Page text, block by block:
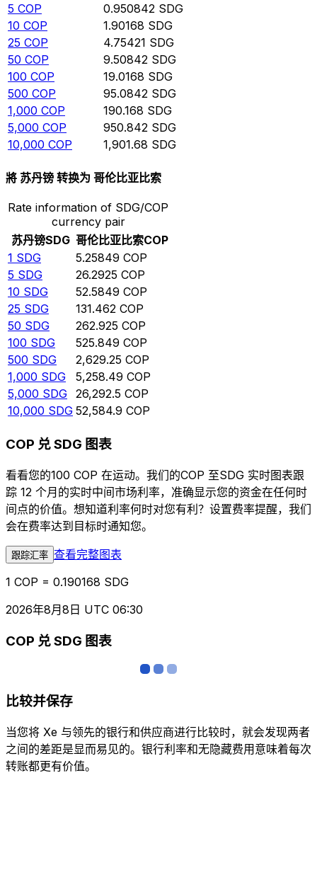
5 COP 0.950842 SDG
10 COP 1.90168 SDG
25 COP 4.75421 SDG
50 COP 9.50842 SDG
100 COP 19.0168 SDG
500 COP 95.0842 SDG
1,000 COP 190.168 SDG
5,000 COP 950.842 SDG
10,000 COP 1,901.68 SDG
將 苏丹镑 转换为 哥伦比亚比索
Rate information of SDG/COP
currency pair
苏丹镑SDG 哥伦比亚比索COP
1 SDG 5.25849 COP
5 SDG 26.2925 COP
10 SDG 52.5849 COP
25 SDG 131.462 COP
50 SDG 262.925 COP
100 SDG 525.849 COP
500 SDG 2,629.25 COP
1,000 SDG 5,258.49 COP
5,000 SDG 26,292.5 COP
10,000 SDG 52,584.9 COP
COP 兑 SDG 图表
看看您的100 COP 在运动。我们的COP 至SDG 实时图表跟
踪 12 个月的实时中间市场利率，准确显示您的资金在任何时
间点的价值。想知道利率何时对您有利？设置费率提醒，我们
会在费率达到目标时通知您。
跟踪汇率 查看完整图表
1 COP = 0.190168 SDG
2026年8月8日 UTC 06:30
COP 兑 SDG 图表
比较并保存
当您将 Xe 与领先的银行和供应商进行比较时，就会发现两者
之间的差距是显而易见的。银行利率和无隐藏费用意味着每次
转账都更有价值。